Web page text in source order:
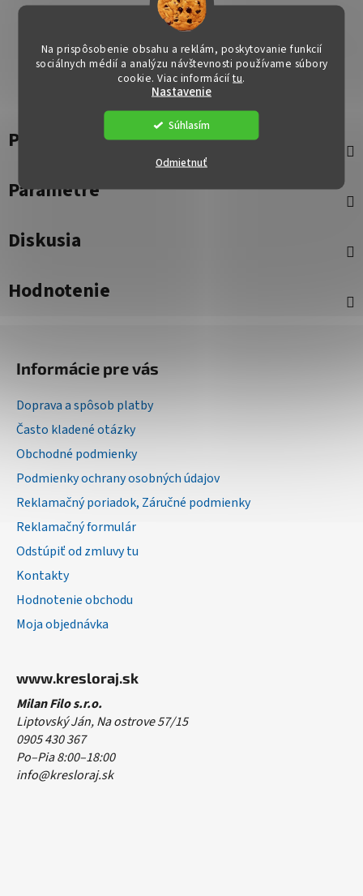
Na prispôsobenie obsahu a reklám, poskytovanie funkcií
sociálnych médií a analýzu návštevnosti používame súbory
cookie. Viac informáciítu.
Nastavenie
Odmietnuť
Súhlasím
Popis
Parametre
Diskusia
Hodnotenie
Informácie pre vás
Doprava a spôsob platby
Často kladené otázky
Obchodné podmienky
Podmienky ochrany osobných údajov
Reklamačný poriadok, Záručné podmienky
Reklamačný formulár
Odstúpiť od zmluvy tu
Kontakty
Hodnotenie obchodu
Moja objednávka
www.kresloraj.sk
Milan Filo s.r.o.
Liptovský Ján, Na ostrove 57/15
0905 430 367
Po–Pia 8:00–18:00
info@kresloraj.sk